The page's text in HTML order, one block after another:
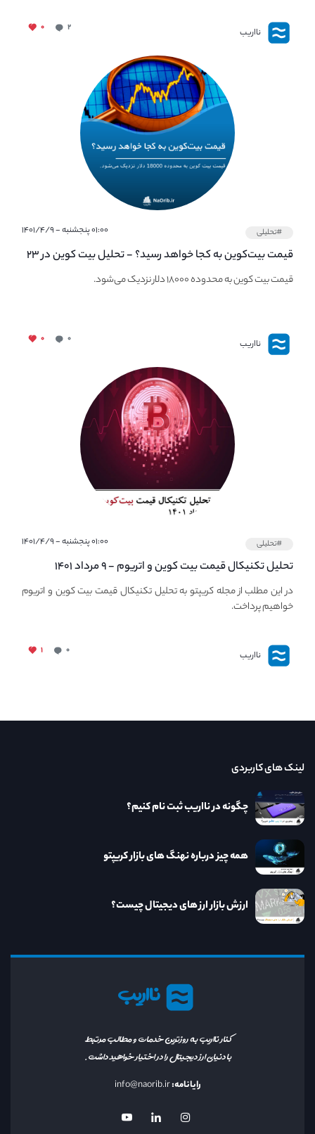
نااریب ۲ ۰
#تحلیلی ۰۱:۰۰ پنجشنبه - ۱۴۰۱/۴/۹
قیمت بیت‌کوین به کجا خواهد رسید؟ - تحلیل بیت کوین در ۲۳
مهر ماه
قیمت بیت کوین به محدوده ۱۸۰۰۰ دلار نزدیک می‌شود.
نااریب ۰ ۰
#تحلیلی ۰۱:۰۰ پنجشنبه - ۱۴۰۱/۴/۹
تحلیل تکنیکال قیمت بیت کوین و اتریوم - ۹ مرداد ۱۴۰۱
در این مطلب از مجله کریپتو به تحلیل تکنیکال قیمت بیت کوین و اتریوم
خواهیم پرداخت.
نااریب ۰ ۱
نااریب
کنار نااریب به روزترین خدمات و مطالب مرتبط
با دنیای ارز دیجیتال را در اختیار خواهید داشت.
رایانامه:info@naorib.ir
لینک های کاربردی
چگونه در نااریب ثبت نام کنیم؟
همه چیز درباره نهنگ های بازار کریپتو
ارزش بازار ارز های دیجیتال چیست؟